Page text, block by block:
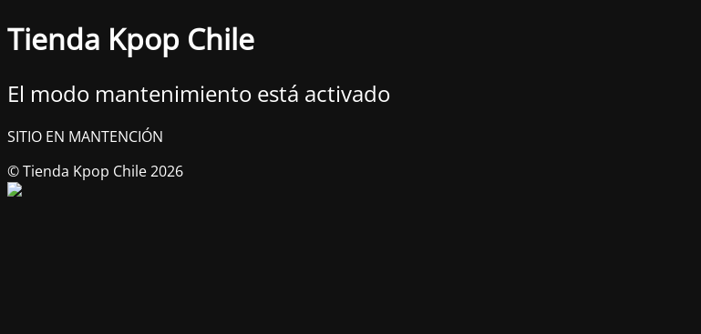
Tienda Kpop Chile
El modo mantenimiento está activado
SITIO EN MANTENCIÓN
© Tienda Kpop Chile 2026